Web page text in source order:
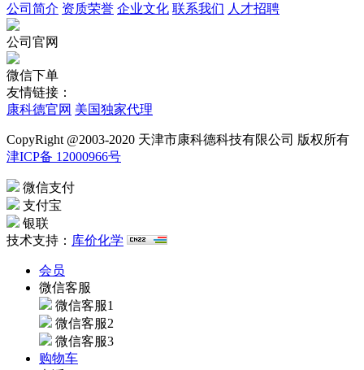
公司简介 资质荣誉 企业文化 联系我们 人才招聘
公司官网
微信下单
友情链接：
康科德官网 美国独家代理
CopyRight @2003-2020 天津市康科德科技有限公司 版权所有
津ICP备 12000966号
微信支付
支付宝
银联
技术支持： 库价化学
会员
微信客服
微信客服1
微信客服2
微信客服3
购物车